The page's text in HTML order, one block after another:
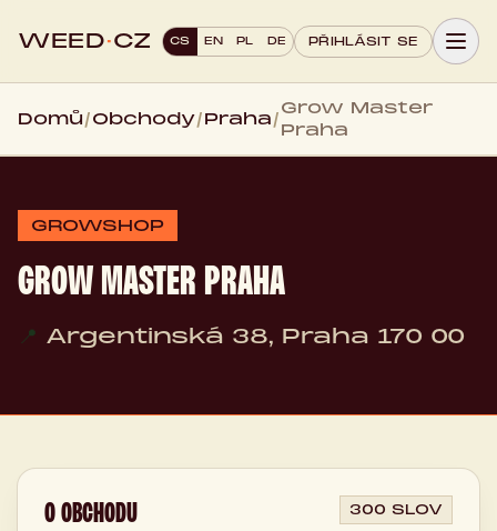
WEED·CZ CS EN PL DE PŘIHLÁSIT SE
Domů/Obchody/Praha/
Grow Master
Praha
GROWSHOP
GROW MASTER PRAHA
📍 Argentinská 38, Praha 170 00
O OBCHODU 300 SLOV